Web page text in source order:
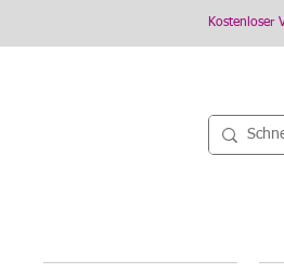
Kostenloser